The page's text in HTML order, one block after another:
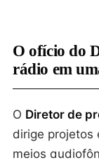
O ofício do
rádio em
O Diretor de
dirige projetos
meios